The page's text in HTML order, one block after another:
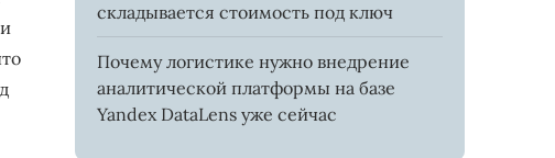
складывается стоимость под ключ
Почему логистике нужно внедрение
аналитической платформы на базе
Yandex DataLens уже сейчас